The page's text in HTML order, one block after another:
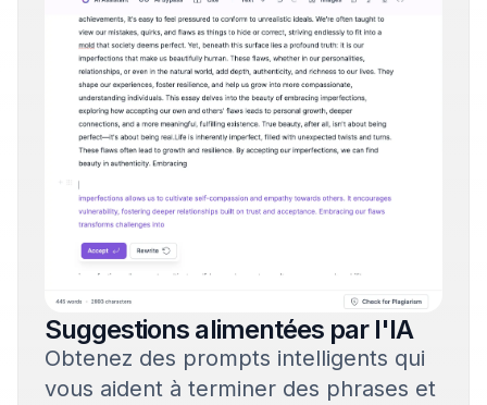
Suggestions alimentées par l'IA
Obtenez des prompts intelligents qui
vous aident à terminer des phrases et